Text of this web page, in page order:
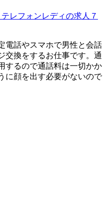
レフォンレディの求人７
電話やスマホで男性と会話
交換をするお仕事です。通
するので通話料は一切かか
に顔を出す必要がないので